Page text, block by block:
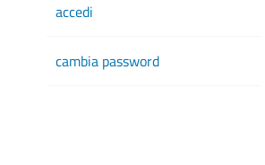
accedi
cambia password